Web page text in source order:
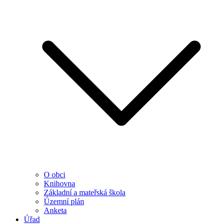
O obci
Knihovna
Základní a mateřská škola
Územní plán
Anketa
Úřad